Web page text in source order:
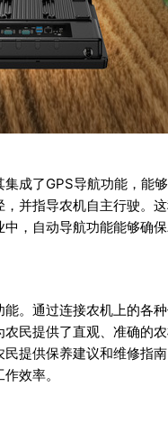
成了GPS导航功能，能
并指导农机自主行驶。
，自动导航功能能够确
。通过连接农机上的各
民提供了直观、准确的
提供保养建议和维修指
效率。